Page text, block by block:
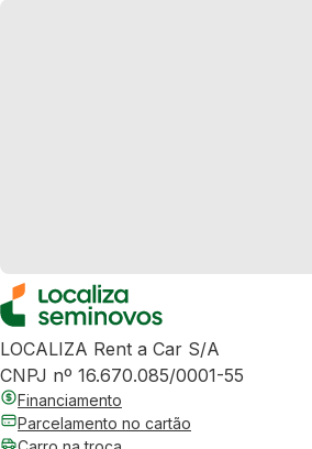
LOCALIZA Rent a Car S/A
CNPJ nº 16.670.085/0001-55
Financiamento
Parcelamento no cartão